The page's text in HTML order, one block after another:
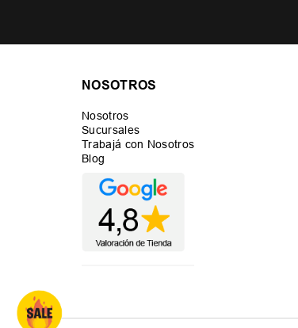
NOSOTROS
Nosotros
Sucursales
Trabajá con Nosotros
Blog